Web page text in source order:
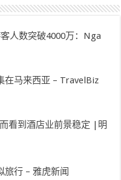
人数突破4000万：Nga
在马来西亚 – TravelBiz
看到酒店业前景稳定 |明
旅行 – 雅虎新闻